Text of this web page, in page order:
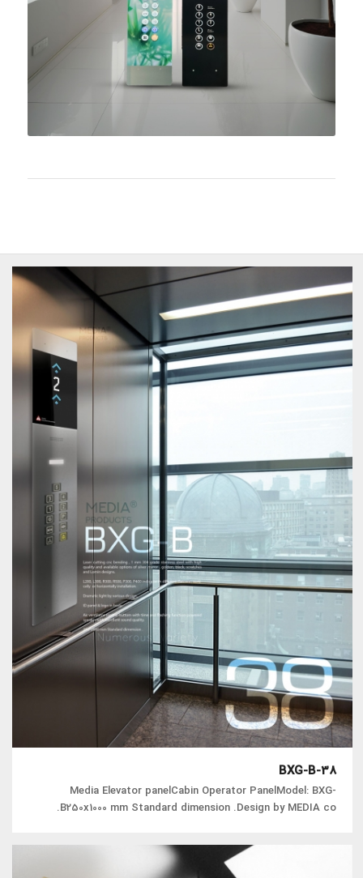
BXG-B-38
Media Elevator panelCabin Operator PanelModel: BXG-
B250x1000 mm Standard dimension .Design by MEDIA co.